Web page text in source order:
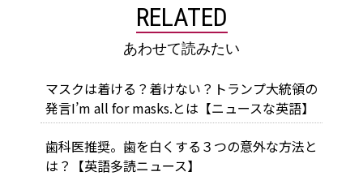
RELATED
あわせて読みたい
マスクは着ける？着けない？トランプ大統領の
発言I’m all for masks.とは【ニュースな英語】
歯科医推奨。歯を白くする３つの意外な方法と
は？【英語多読ニュース】